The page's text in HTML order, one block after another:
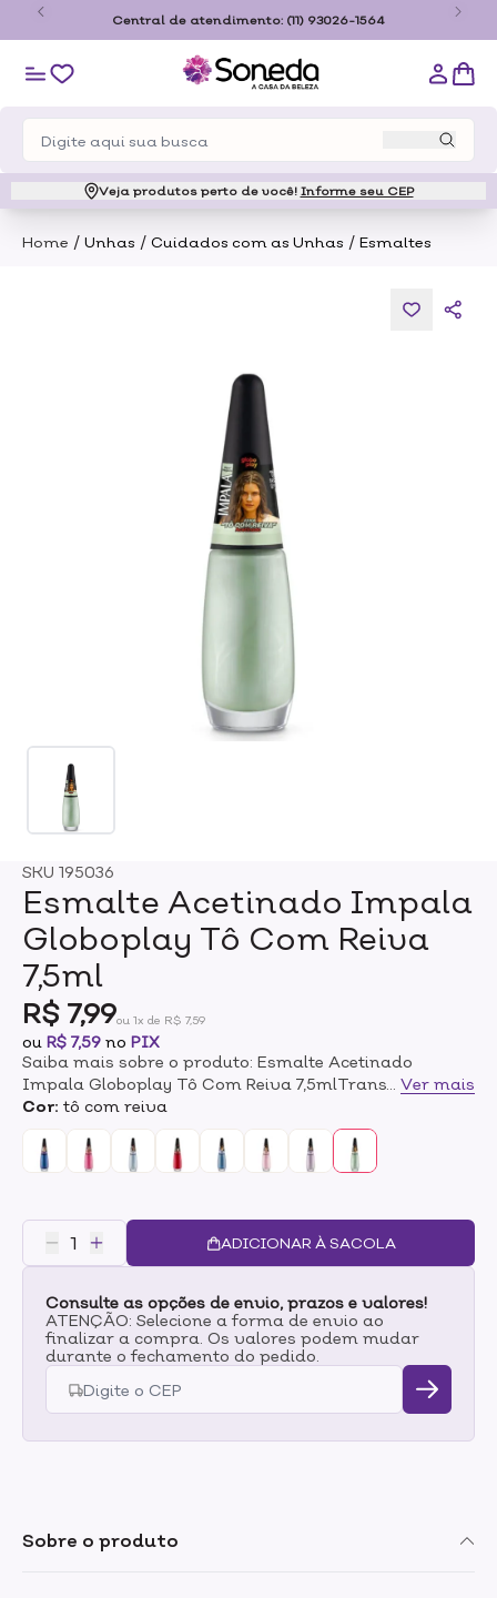
Central de atendimento: (11) 93026-1564
Veja produtos perto de você! Informe seu CEP
Home / Unhas / Cuidados com as Unhas / Esmaltes
SKU 195036
Esmalte Acetinado Impala
Globoplay Tô Com Reiva
7,5ml
R$ 7,99ou 1x de R$ 7,59
ou R$ 7,59 no PIX
Saiba mais sobre o produto: Esmalte Acetinado
Impala Globoplay Tô Com Reiva 7,5mlTransforme
suas unhas em uma tela cheia de vida com as oito
cores exclusivas da coleção Impala Globoplay.
Inspirada nos momentos mais inesquecíveis das
novelas da Globo, essa linha é um convite para você
humor, cada esmalte oferece um acabamento
acetinado e sofisticado, refletindo as últimas
tendências da moda e garantindo que suas mãos
com a qualidade e o cuidado que só a Impala pode
oferecer, para que você arrase sem preocupações.
Ver mais
Cor: tô com reiva
ADICIONAR À SACOLA
Consulte as opções de envio, prazos e valores!
ATENÇÃO: Selecione a forma de envio ao
finalizar a compra. Os valores podem mudar
durante o fechamento do pedido.
Sobre o produto